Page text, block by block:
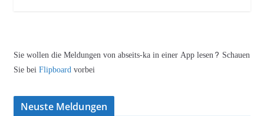
Sie wollen die Meldungen von abseits-ka in einer App lesen? Schauen
Sie beiFlipboardvorbei
Neuste Meldungen